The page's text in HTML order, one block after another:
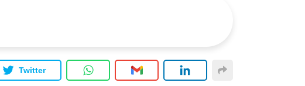
Twitter